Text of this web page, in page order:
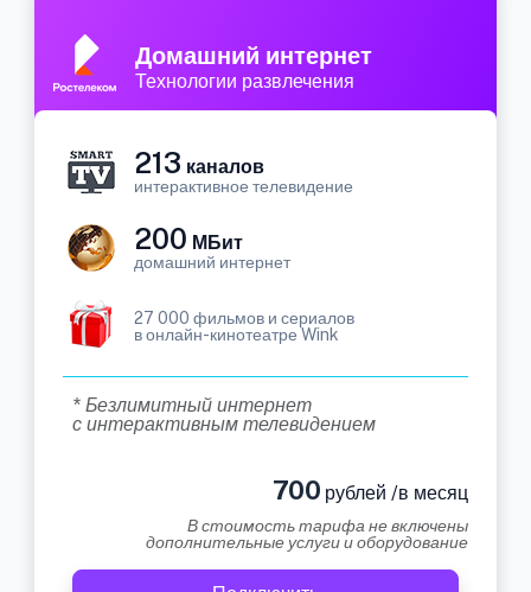
Домашний интернет
Технологии развлечения
213 каналов
интерактивное телевидение
200 МБит
домашний интернет
27 000 фильмов и сериалов
в онлайн-кинотеатре Wink
* Безлимитный интернет
с интерактивным телевидением
700 рублей /в месяц
В стоимость тарифа не включены
дополнительные услуги и оборудование